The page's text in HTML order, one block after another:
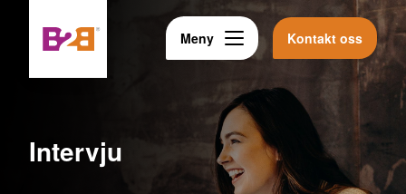
Meny Kontakt oss
intervju